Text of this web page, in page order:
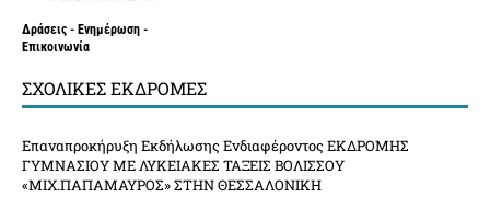
Δράσεις - Ενημέρωση -
Επικοινωνία
ΣΧΟΛΙΚΈΣ ΕΚΔΡΟΜΈΣ
Επαναπροκήρυξη Εκδήλωσης Ενδιαφέροντος ΕΚΔΡΟΜΗΣ
ΓΥΜΝΑΣΙΟΥ ΜΕ ΛΥΚΕΙΑΚΕΣ ΤΑΞΕΙΣ ΒΟΛΙΣΣΟΥ
«ΜΙΧ.ΠΑΠΑΜΑΥΡΟΣ» ΣΤΗΝ ΘΕΣΣΑΛΟΝΙΚΗ